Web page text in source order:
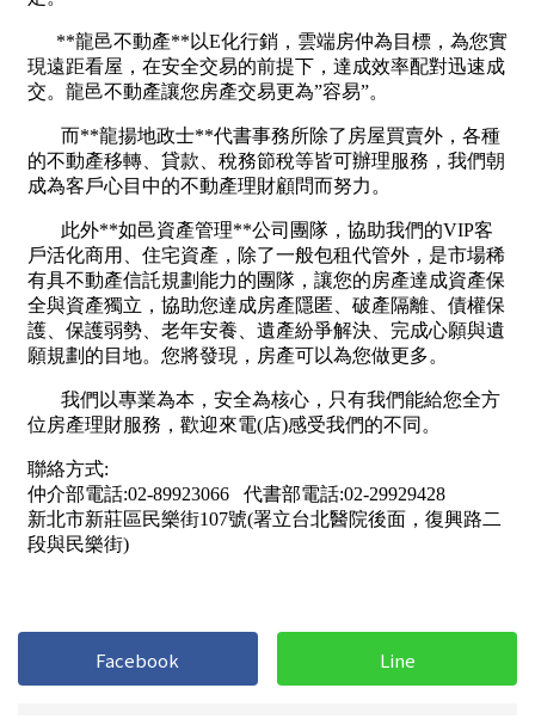
~ 樓
格局
不拘
1房
2房 3房
4房 5房以上
屋齡
不拘
5-10 年 10-20 年
Facebook Line